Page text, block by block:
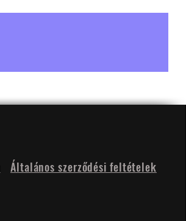
Általános szerződési feltételek